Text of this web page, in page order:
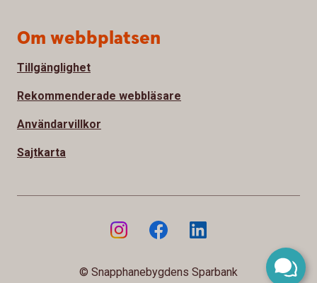
Om webbplatsen
Tillgänglighet
Rekommenderade webbläsare
Användarvillkor
Sajtkarta
© Snapphanebygdens Sparbank